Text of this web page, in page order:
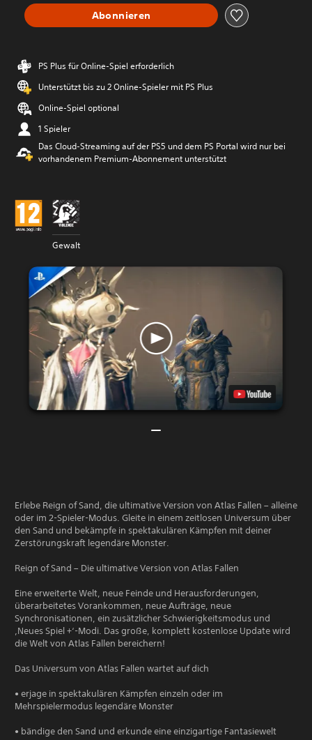
Abonnieren
PS Plus für Online-Spiel erforderlich
Unterstützt bis zu 2 Online-Spieler mit PS Plus
Online-Spiel optional
1 Spieler
Das Cloud-Streaming auf der PS5 und dem PS Portal wird nur bei
vorhandenem Premium-Abonnement unterstützt
Gewalt
Erlebe Reign of Sand, die ultimative Version von Atlas Fallen – alleine
oder im 2-Spieler-Modus. Gleite in einem zeitlosen Universum über
den Sand und bekämpfe in spektakulären Kämpfen mit deiner
Zerstörungskraft legendäre Monster.
Reign of Sand – Die ultimative Version von Atlas Fallen
Eine erweiterte Welt, neue Feinde und Herausforderungen,
überarbeitetes Vorankommen, neue Aufträge, neue
Synchronisationen, ein zusätzlicher Schwierigkeitsmodus und
‚Neues Spiel +‘-Modi. Das große, komplett kostenlose Update wird
die Welt von Atlas Fallen bereichern!
Das Universum von Atlas Fallen wartet auf dich
• erjage in spektakulären Kämpfen einzeln oder im
Mehrspielermodus legendäre Monster
• bändige den Sand und erkunde eine einzigartige Fantasiewelt